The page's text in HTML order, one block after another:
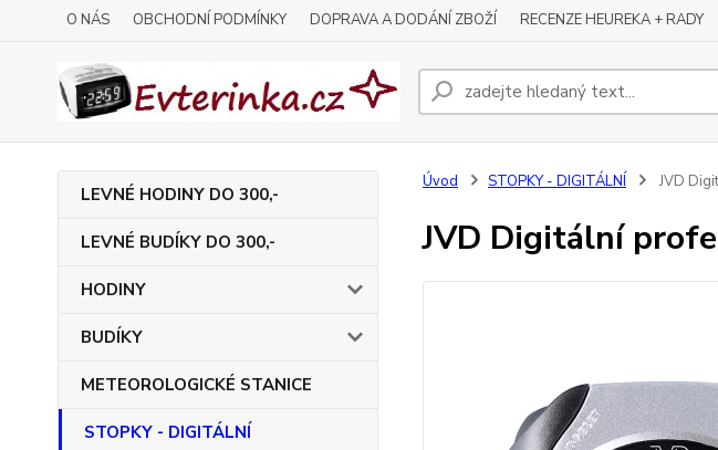
O NÁS OBCHODNÍ PODMÍNKY DOPRAVA A DODÁNÍ ZBOŽÍ RECENZE HEUREKA + RADY
LEVNÉ HODINY DO 300,-
LEVNÉ BUDÍKY DO 300,-
HODINY
BUDÍKY
METEOROLOGICKÉ STANICE
STOPKY - DIGITÁLNÍ
Úvod STOPKY - DIGITÁLNÍ JVD
JVD Digitální